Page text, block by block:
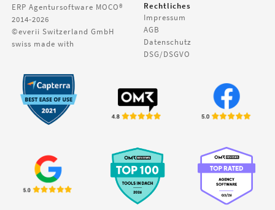
ERP Agentursoftware MOCO®
2014-2026
©everii Switzerland GmbH
swiss made with
Rechtliches
Impressum
AGB
Datenschutz
DSG/DSGVO